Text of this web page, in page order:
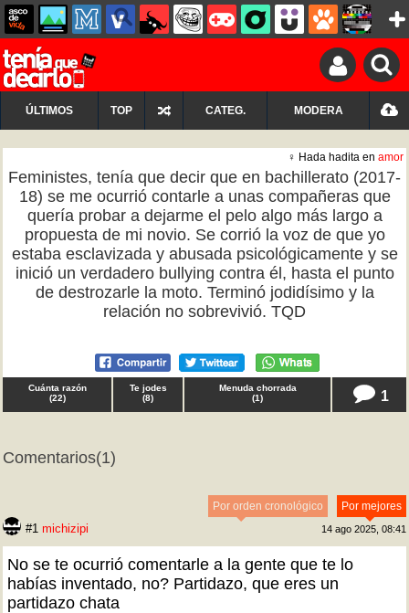
ÚLTIMOS TOP CATEG. MODERA
♀ Hada hadita en amor
Feministes, tenía que decir que en bachillerato (2017-
18) se me ocurrió contarle a unas compañeras que
quería probar a dejarme el pelo algo más largo a
propuesta de mi novio. Se corrió la voz de que yo
estaba esclavizada y abusada psicológicamente y se
inició un verdadero bullying contra él, hasta el punto
de destrozarle la moto. Terminó jodidísimo y la
relación no sobrevivió. TQD
Cuánta razón
(22)
Te jodes
(8)
Menuda chorrada
(1) 1
Comentarios(1)
Por mejores
Por orden cronológico
#1 michizipi 14 ago 2025, 08:41
No se te ocurrió comentarle a la gente que te lo
habías inventado, no? Partidazo, que eres un
partidazo chata